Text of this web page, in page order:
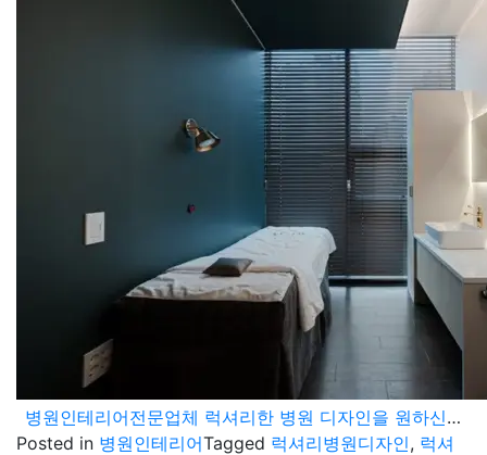
병원인테리어전문업체 럭셔리한 병원 디자인을 원하신다면
Posted in 병원인테리어Tagged 럭셔리병원디자인, 럭셔